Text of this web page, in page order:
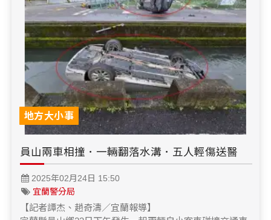
校園動態
原住民動態
軍事新聞
議員民代選舉
鄉鎮長村里長選舉
五合一選舉
溫馨關懷
藝文展覽
專題講座
話說文史
水色流光映城東～名家齊聚展藝風
休閒旅遊
時尚行業
美食料理
景點介紹
醫療養生
醫藥新訊
衞生保健
【博愛醫療公益服務隊】專欄
產業科技
科技新知
產業招商
求職徵才
財經稅務
農林漁牧
房產理財
我要爆料
網友爆料
檢舉投訴
活動專頁
讀者投稿
全國運動會
宜蘭國際童玩節
宜蘭綠色博覽會
地方大小事
員山兩車相撞．一輛翻落水溝．五人輕傷送醫
2025年02月24日 15:50
宜蘭警分局
【記者譚杰、趙奇濤／宜蘭報導】